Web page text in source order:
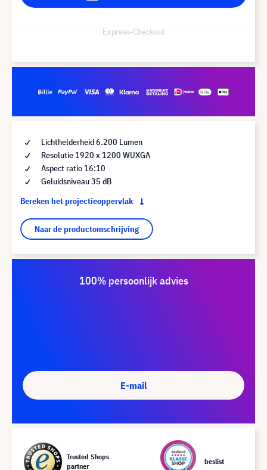
Express-Checkout
Lichthelderheid 6.200 Lumen
Resolutie 1920 x 1200 WUXGA
Aspect ratio 16:10
Geluidsniveau 35 dB
Bereken het projectieoppervlak
Naar de productomschrijving
100% persoonlijk advies
E-mail
Trusted Shops
partner
beslist